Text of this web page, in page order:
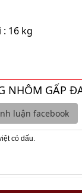
16 kg
GẤP
luận facebook